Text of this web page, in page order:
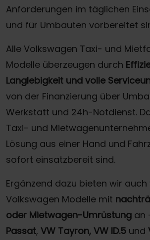
Anforderungen im täglichen
und für Umbauten vorbereitet
Alle Volkswagen Taxi- und
Modelle überzeugen durch
Langlebigkeit und volle
von der Finanzierung über
Werkstatt und 24h-Notdienst.
Taxi- und
Lösung aus einer Hand und
sofort einsatzbereit sind.
Ergänzend dazu bieten wir
Volkswagen Modelle mit
oder Mietwagen-Umrüstung an
Passat, VW Tayron, VW ID.5 und